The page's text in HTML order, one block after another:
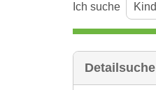
Ich suche
Detailsuche